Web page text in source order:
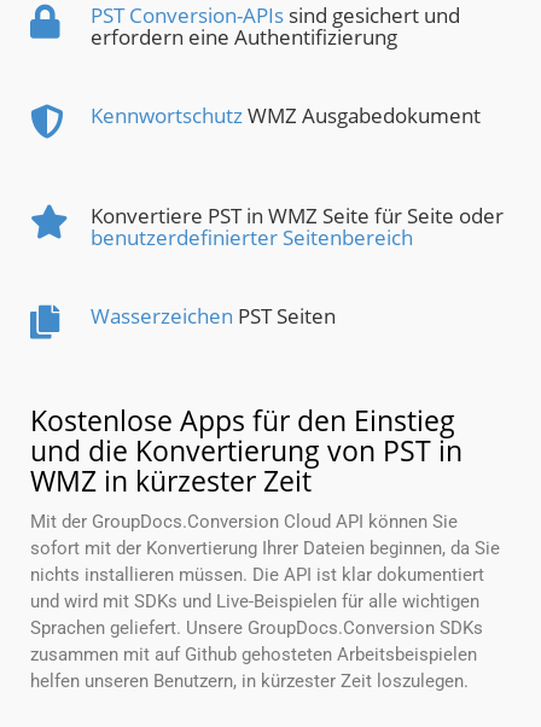
PST Conversion-APIs sind gesichert und
erfordern eine Authentifizierung
KennwortschutzWMZ Ausgabedokument
Konvertiere PST in WMZ Seite für Seite oder
benutzerdefinierter Seitenbereich
Wasserzeichen PST Seiten
Kostenlose Apps für den Einstieg
und die Konvertierung von PST in
WMZ in kürzester Zeit
Mit der GroupDocs.Conversion Cloud API können Sie
sofort mit der Konvertierung Ihrer Dateien beginnen, da Sie
nichts installieren müssen. Die API ist klar dokumentiert
und wird mit SDKs und Live-Beispielen für alle wichtigen
Sprachen geliefert. Unsere GroupDocs.Conversion SDKs
zusammen mit auf Github gehosteten Arbeitsbeispielen
helfen unseren Benutzern, in kürzester Zeit loszulegen.